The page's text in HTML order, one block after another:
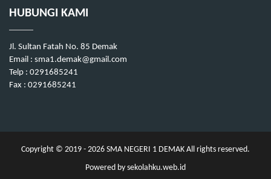
HUBUNGI KAMI
Jl. Sultan Fatah No. 85 Demak
Email : sma1.demak@gmail.com
Telp : 0291685241
Fax : 0291685241
Copyright © 2019 - 2026 SMA NEGERI 1 DEMAK All rights reserved.
Powered by sekolahku.web.id